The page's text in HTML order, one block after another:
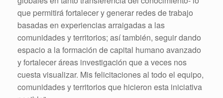
que permitirá fortalecer y generar redes de trabajo
basadas en experiencias arraigadas a las
comunidades y territorios; así también, seguir dando
espacio a la formación de capital humano avanzado
y fortalecer áreas investigación que a veces nos
cuesta visualizar. Mis felicitaciones al todo el equipo,
comunidades y territorios que hicieron esta iniciativa